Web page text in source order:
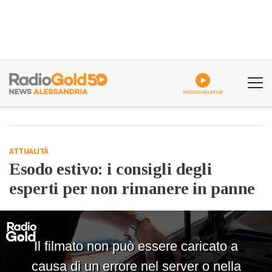
ASCOLTA GOLDPLAY
ATTUALITÀ
Esodo estivo: i consigli degli
esperti per non rimanere in panne